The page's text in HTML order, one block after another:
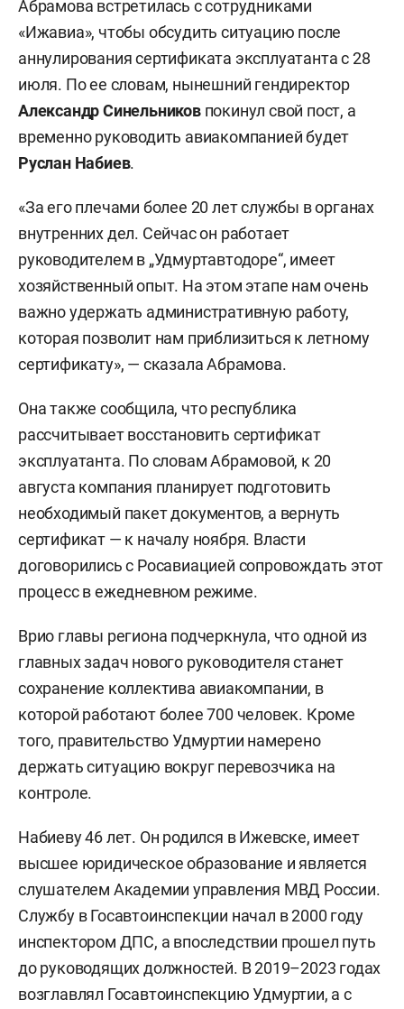
Абрамова встретилась с сотрудниками
«Ижавиа», чтобы обсудить ситуацию после
аннулирования сертификата эксплуатанта с 28
июля. По ее словам, нынешний гендиректор
Александр Синельниковпокинул свой пост, а
временно руководить авиакомпанией будет
Руслан Набиев.
«За его плечами более 20 лет службы в органах
внутренних дел. Сейчас он работает
руководителем в „Удмуртавтодоре“, имеет
хозяйственный опыт. На этом этапе нам очень
важно удержать административную работу,
которая позволит нам приблизиться к летному
сертификату», — сказала Абрамова.
Она также сообщила, что республика
рассчитывает восстановить сертификат
эксплуатанта. По словам Абрамовой, к 20
августа компания планирует подготовить
необходимый пакет документов, а вернуть
сертификат — к началу ноября. Власти
договорились с Росавиацией сопровождать этот
процесс в ежедневном режиме.
Врио главы региона подчеркнула, что одной из
главных задач нового руководителя станет
сохранение коллектива авиакомпании, в
которой работают более 700 человек. Кроме
того, правительство Удмуртии намерено
держать ситуацию вокруг перевозчика на
контроле.
Набиеву 46 лет. Он родился в Ижевске, имеет
высшее юридическое образование и является
слушателем Академии управления МВД России.
Службу в Госавтоинспекции начал в 2000 году
инспектором ДПС, а впоследствии прошел путь
до руководящих должностей. В 2019–2023 годах
возглавлял Госавтоинспекцию Удмуртии, а с